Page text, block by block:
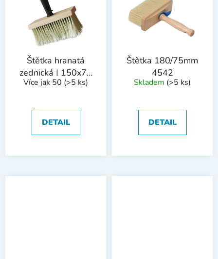
Štětka hranatá
zednická | 150x70
mm
Více jak 50 (>5 ks)
DETAIL
Štětka 180/75mm
4542
Skladem (>5 ks)
DETAIL